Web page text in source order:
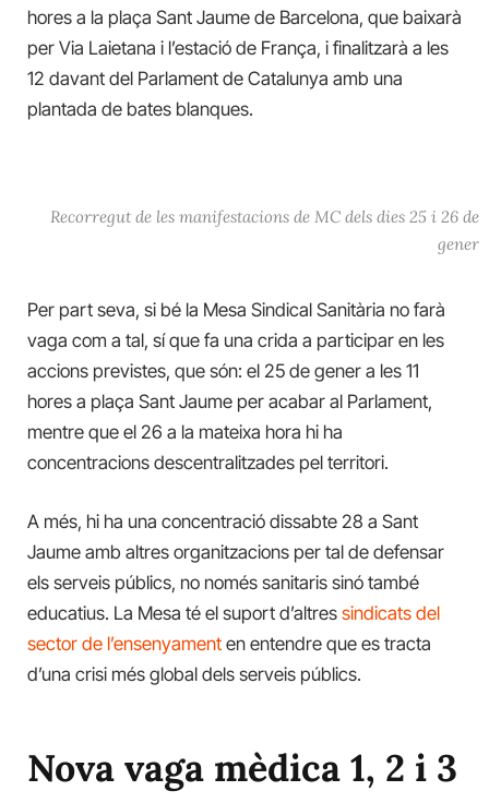
hores a la plaça Sant Jaume de Barcelona, que baixarà
per Via Laietana i l’estació de França, i finalitzarà a les
12 davant del Parlament de Catalunya amb una
plantada de bates blanques.
Recorregut de les manifestacions de MC dels dies 25 i 26 de
gener
Per part seva, si bé la Mesa Sindical Sanitària no farà
vaga com a tal, sí que fa una crida a participar en les
accions previstes, que són: el 25 de gener a les 11
hores a plaça Sant Jaume per acabar al Parlament,
mentre que el 26 a la mateixa hora hi ha
concentracions descentralitzades pel territori.
A més, hi ha una concentració dissabte 28 a Sant
Jaume amb altres organitzacions per tal de defensar
els serveis públics, no només sanitaris sinó també
educatius. La Mesa té el suport d’altres sindicats del
sector de l’ensenyament en entendre que es tracta
d’una crisi més global dels serveis públics.
Nova vaga mèdica 1, 2 i 3